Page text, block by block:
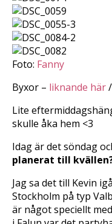
Foto: Fanny
Byxor – liknande här/
Lite
skulle åka hem <3
Idag är det söndag
planerat till
Jag sa det till Kevin
Stockholm på typ
är något speciellt